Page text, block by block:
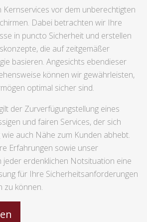
Kernservices vor dem unberechtigten
Dabei betrachten wir Ihre
in puncto Sicherheit und erstellen
die auf zeitgemäßer
basieren. Angesichts ebendieser
können wir gewährleisten,
optimal sicher sind.
der Zurverfügungstellung eines
und fairen Services, der sich
auch Nähe zum Kunden abhebt.
Erfahrungen sowie unser
jeder erdenklichen Notsituation eine
für Ihre Sicherheitsanforderungen
zu können.